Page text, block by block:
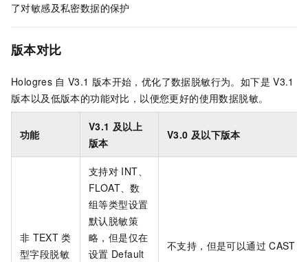
了对敏感及私密数据的保护
版本对比
Hologres 自 V3.1 版本开始，优化了数据脱敏行为。如下是 V3.1
版本以及低版本的功能对比，以便您更好的使用数据脱敏。
功能
V3.1 及以上
版本
V3.0 及以下版本
非 TEXT 类
型字段脱敏
支持对 INT、
FLOAT、数
组等类型设置
默认脱敏策
略，但是仅在
设置 Default
不支持，但是可以通过 CAST